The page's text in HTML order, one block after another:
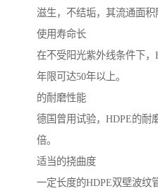
滋生，不结垢，其流通面积
使用寿命长
在不受阳光紫外线条件下
年限可达50年以上。
的耐磨性能
德国曾用试验，HDPE的耐
倍。
适当的挠曲度
一定长度的HDPE双壁波纹